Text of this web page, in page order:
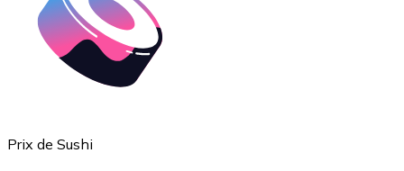
Ethereum
ETH
Prix de Sushi